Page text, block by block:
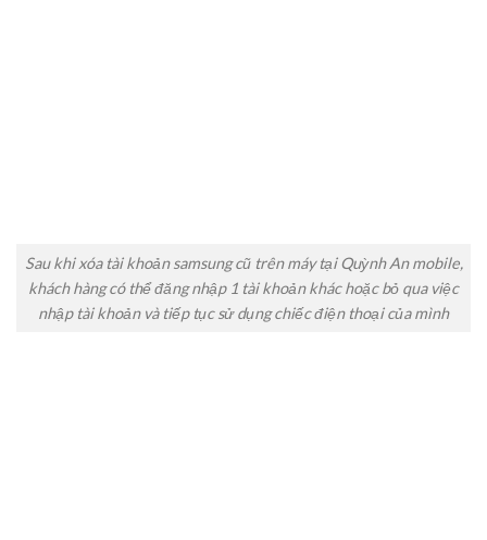
Sau khi xóa tài khoản samsung cũ trên máy tại Quỳnh An mobile,
khách hàng có thể đăng nhập 1 tài khoản khác hoặc bỏ qua việc
nhập tài khoản và tiếp tục sử dụng chiếc điện thoại của mình